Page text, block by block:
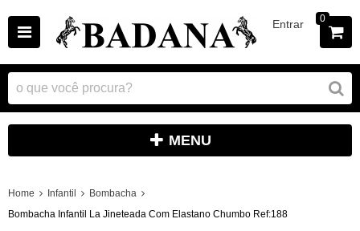
Entrar 0
MENU
Home Infantil
Bombacha
Bombacha Infantil La Jineteada Com Elastano Chumbo Ref:188